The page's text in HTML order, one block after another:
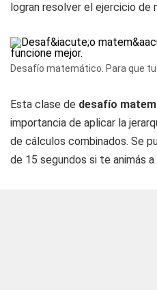
logran resolver el ejercicio de
Desafío matemático. Para que
Esta clase de desafío
importancia de aplicar la
de cálculos combinados. Se
de 15 segundos si te animás